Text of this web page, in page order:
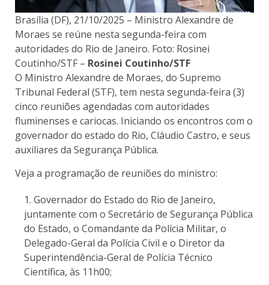
Brasília (DF), 21/10/2025 – Ministro Alexandre de
Moraes se reúne nesta segunda-feira com
autoridades do Rio de Janeiro. Foto: Rosinei
Coutinho/STF – Rosinei Coutinho/STF
O Ministro Alexandre de Moraes, do Supremo
Tribunal Federal (STF), tem nesta segunda-feira (3)
cinco reuniões agendadas com autoridades
fluminenses e cariocas. Iniciando os encontros com o
governador do estado do Rio, Cláudio Castro, e seus
auxiliares da Segurança Pública.
Veja a programação de reuniões do ministro:
Governador do Estado do Rio de Janeiro,
juntamente com o Secretário de Segurança Pública
do Estado, o Comandante da Polícia Militar, o
Delegado-Geral da Polícia Civil e o Diretor da
Superintendência-Geral de Polícia Técnico
Científica, às 11h00;